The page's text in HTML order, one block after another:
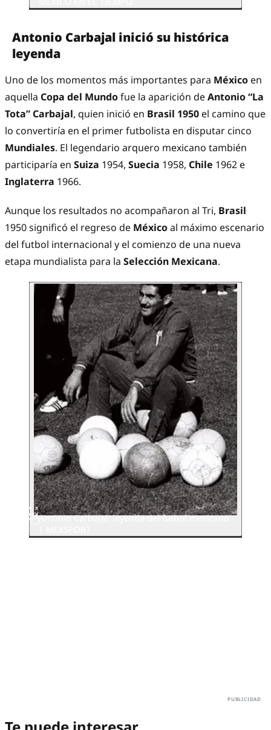
Antonio Carbajal inició su histórica
leyenda
Uno de los momentos más importantes para México en
aquella Copa del Mundofue la aparición deAntonio “La
Tota” Carbajal, quien inició en Brasil 1950 el camino que
lo convertiría en el primer futbolista en disputar cinco
Mundiales. El legendario arquero mexicano también
participaría en Suiza 1954, Suecia 1958, Chile 1962 e
Inglaterra 1966.
Aunque los resultados no acompañaron al Tri, Brasil
1950 significó el regreso de Méxicoal máximo escenario
del futbol internacional y el comienzo de una nueva
etapa mundialista para la Selección Mexicana.
Antonio Carbajal, leyenda del futbol mexicano